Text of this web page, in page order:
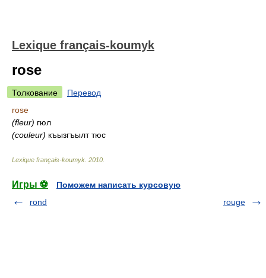
Lexique français-koumyk
rose
Толкование
Перевод
rose
(fleur) гюл
(couleur) къызгъылт тюс
Lexique français-koumyk 2010
Игры ⚽
Поможем написать курсовую
rond
rouge